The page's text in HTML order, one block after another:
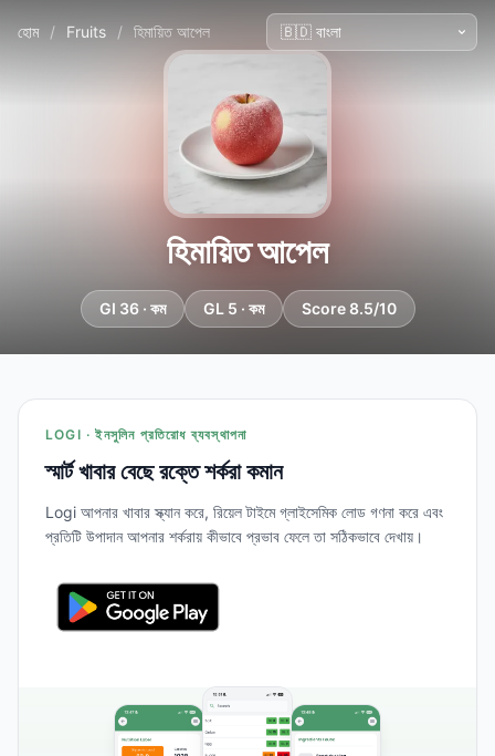
হোম / Fruits / হিমায়িত আপেল
হিমায়িত আপেল
GI 36 · কম GL 5 · কম Score 8.5/10
LOGI · ইনসুলিন প্রতিরোধ ব্যবস্থাপনা
স্মার্ট খাবার বেছে রক্তে শর্করা কমান
Logi আপনার খাবার স্ক্যান করে, রিয়েল টাইমে গ্লাইসেমিক লোড গণনা করে এবং
প্রতিটি উপাদান আপনার শর্করায় কীভাবে প্রভাব ফেলে তা সঠিকভাবে দেখায়।